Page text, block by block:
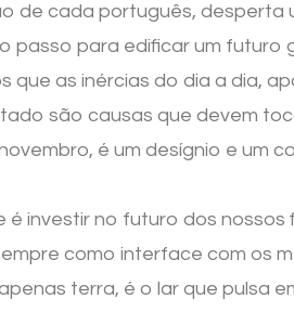
de cada português,
passo para edificar um futuro
que as inércias do dia a dia,
são causas que devem
é um desígnio e um
é investir no futuro dos
como interface com os
terra, é o lar que pulsa